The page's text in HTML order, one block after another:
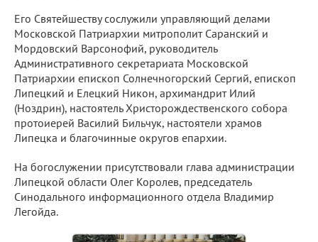
Его Святейшеству сослужили управляющий делами
Московской Патриархии митрополит Саранский и
Мордовский Варсонофий, руководитель
Административного секретариата Московской
Патриархии епископ Солнечногорский Сергий, епископ
Липецкий и Елецкий Никон, архимандрит Илий
(Ноздрин), настоятель Христорождественского собора
протоиерей Василий Бильчук, настоятели храмов
Липецка и благочинные округов епархии.
На богослужении присутствовали глава администрации
Липецкой области Олег Королев, председатель
Синодального информационного отдела Владимир
Легойда.